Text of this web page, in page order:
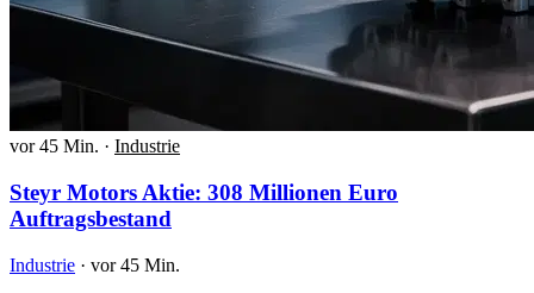
vor 45 Min. · Industrie
Steyr Motors Aktie: 308 Millionen Euro
Auftragsbestand
Industrie · vor 45 Min.